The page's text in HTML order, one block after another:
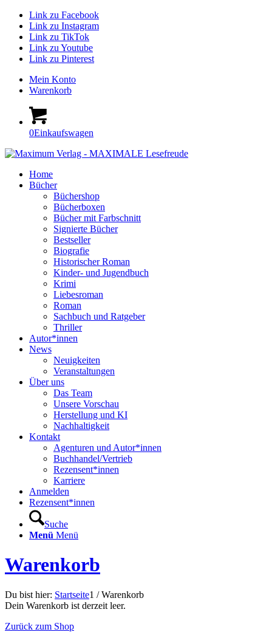
Link zu Facebook
Link zu Instagram
Link zu TikTok
Link zu Youtube
Link zu Pinterest
Mein Konto
Warenkorb
0Einkaufswagen
Home
Bücher
Büchershop
Bücherboxen
Bücher mit Farbschnitt
Signierte Bücher
Bestseller
Biografie
Historischer Roman
Kinder- und Jugendbuch
Krimi
Liebesroman
Roman
Sachbuch und Ratgeber
Thriller
Autor*innen
News
Neuigkeiten
Veranstaltungen
Über uns
Das Team
Unsere Vorschau
Herstellung und KI
Nachhaltigkeit
Kontakt
Agenturen und Autor*innen
Buchhandel/Vertrieb
Rezensent*innen
Karriere
Anmelden
Rezensent*innen
Suche
Menü Menü
Warenkorb
Du bist hier: Startseite1 / Warenkorb
Dein Warenkorb ist derzeit leer.
Zurück zum Shop